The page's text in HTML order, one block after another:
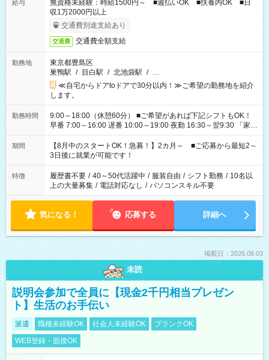
給与
無資格未経験：時給1500円～ ■週払いOK ■扶養内OK ■日
収1万2000円以上
交通費別途支給あり
交通費 交通費全額支給
勤務地
東京都豊島区
巣鴨駅 / 目白駅 / 北池袋駅 / …
≪自宅からドアtoドアで30分以内！≫ご希望の勤務地を紹介
します。
勤務時間
9:00～18:00（休憩60分） ■ご希望があれば下記シフトもOK！
早番 7:00～16:00 遅番 10:00～19:00 夜勤 16:30～翌9:30 「家族
と休みを合わせたい」 「余裕を持って夕飯の準備がしたい」
「できれば残業はしたくない」 など、ご希望を教えてください
ね。 ※Wワーク希望の方へ 今ご覧のお仕事で希望する勤務時間
と、もう1つのお仕事の勤務時間。 合計で週40時間を超える場
合は応募できません。
期間
【8月中のスタートOK！急募！】2カ月～ ■ご応募から最短2～
3日後に就業が可能です！
特徴 履歴書不要 / 40～50代活躍中 / 服装自由 / シフト勤務 / 10名以
上の大量募集 / 電話対応なし / パソコンスキル不要
気になる！ 応募する 詳細へ
掲載日：2026.08.03
未読
説明会参加で全員に【現金2千円相当プレゼン
ト】生活のお手伝い
派遣 職種未経験OK 社会人未経験OK
ブランクOK
WEB登録・面接OK